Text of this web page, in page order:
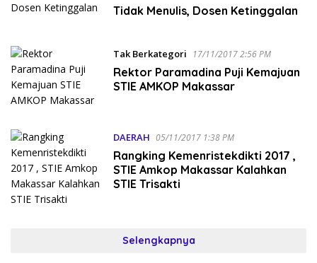
Tidak Menulis, Dosen Ketinggalan
Tak Berkategori 17/11/2017 2:56 PM
Rektor Paramadina Puji Kemajuan
STIE AMKOP Makassar
DAERAH 05/11/2017 1:38 PM
Rangking Kemenristekdikti 2017 ,
STIE Amkop Makassar Kalahkan
STIE Trisakti
Selengkapnya